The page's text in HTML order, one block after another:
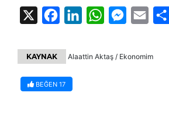
FacebookLinkedInWhatsAppMessenger
Email
KAYNAK Alaattin Aktaş / Ekonomim
BEĞEN 17